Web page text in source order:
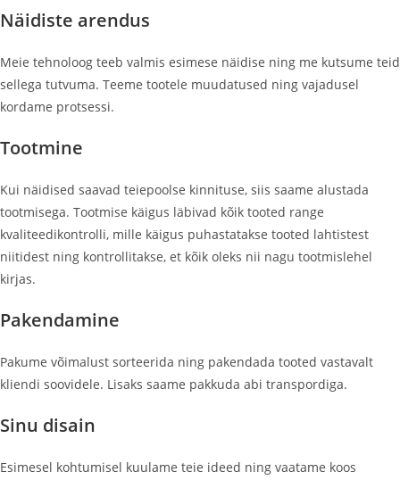
Näidiste arendus
Meie tehnoloog teeb valmis esimese näidise ning me kutsume teid
sellega tutvuma. Teeme tootele muudatused ning vajadusel
kordame protsessi.
Tootmine
Kui näidised saavad teiepoolse kinnituse, siis saame alustada
tootmisega. Tootmise käigus läbivad kõik tooted range
kvaliteedikontrolli, mille käigus puhastatakse tooted lahtistest
niitidest ning kontrollitakse, et kõik oleks nii nagu tootmislehel
kirjas.
Pakendamine
Pakume võimalust sorteerida ning pakendada tooted vastavalt
kliendi soovidele. Lisaks saame pakkuda abi transpordiga.
Sinu disain
Esimesel kohtumisel kuulame teie ideed ning vaatame koos